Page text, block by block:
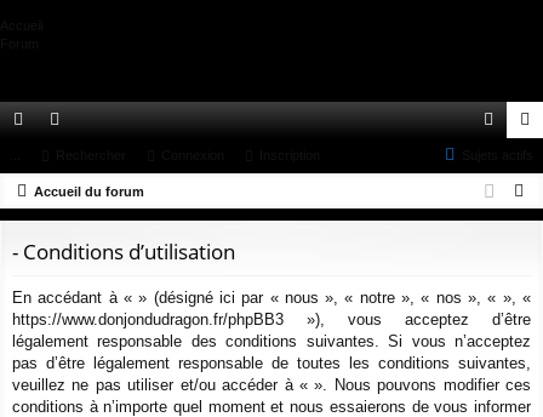
co
s
u ne cri
Accueil du forum
e
r
e
- Conditions d’utilisation
En accédant à « » (désigné ici par « nous », « notre », « nos », « », «
https://www.donjondudragon.fr/phpBB3 »), vous acceptez d’être
légalement responsable des conditions suivantes. Si vous n’acceptez
pas d’être légalement responsable de toutes les conditions suivantes,
veuillez ne pas utiliser et/ou accéder à « ». Nous pouvons modifier ces
conditions à n’importe quel moment et nous essaierons de vous informer